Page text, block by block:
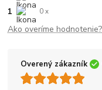
1 0 x
Ako overíme hodnotenie?
Overený zákazník